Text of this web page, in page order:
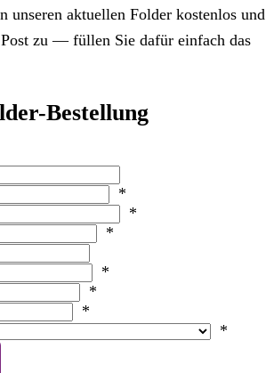
unseren aktuellen Folder kostenlos und
zu — füllen Sie dafür einfach das
Bestellung
*
*
*
*
*
*
*